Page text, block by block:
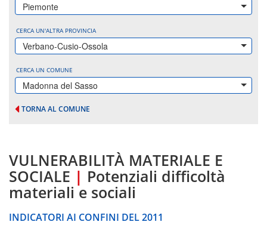
Piemonte
CERCA UN'ALTRA PROVINCIA
Verbano-Cusio-Ossola
CERCA UN COMUNE
Madonna del Sasso
TORNA AL COMUNE
VULNERABILITÀ MATERIALE E
SOCIALE | Potenziali difficoltà
materiali e sociali
INDICATORI AI CONFINI DEL 2011